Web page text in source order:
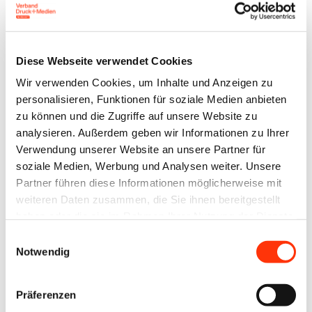
Diese Webseite verwendet Cookies
Wir verwenden Cookies, um Inhalte und Anzeigen zu
personalisieren, Funktionen für soziale Medien anbieten
zu können und die Zugriffe auf unsere Website zu
analysieren. Außerdem geben wir Informationen zu Ihrer
Verwendung unserer Website an unsere Partner für
soziale Medien, Werbung und Analysen weiter. Unsere
Partner führen diese Informationen möglicherweise mit
weiteren Daten zusammen, die Sie ihnen bereitgestellt
Notwendig
Präferenzen
Mode- und Outdoor-Branche sowie im
Transportwesen.
FESPA Produkt-Highlight:
S3 L-1200 und G3 M-2500 Portabase
Tickets
Mitglieder der Verbände haben mit dem Code
Club FESPA, der exklusiven Lounge mit Bar und